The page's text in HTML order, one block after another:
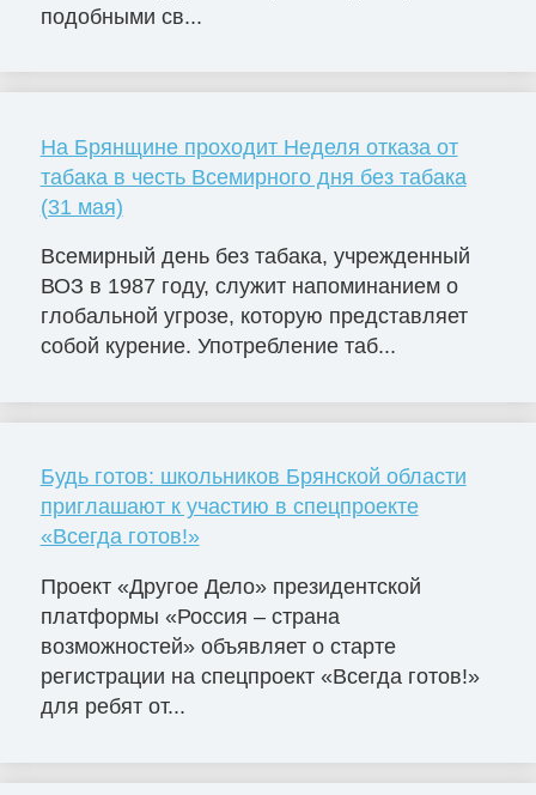
подобными св...
На Брянщине проходит Неделя отказа от
табака в честь Всемирного дня без табака
(31 мая)
Всемирный день без табака, учрежденный
ВОЗ в 1987 году, служит напоминанием о
глобальной угрозе, которую представляет
собой курение. Употребление таб...
Будь готов: школьников Брянской области
приглашают к участию в спецпроекте
«Всегда готов!»
Проект «Другое Дело» президентской
платформы «Россия – страна
возможностей» объявляет о старте
регистрации на спецпроект «Всегда готов!»
для ребят от...